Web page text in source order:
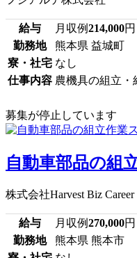
給与 月収例214,000円
勤務地
熊本県 益城町
寮・社宅 なし
仕事内容 農機具の組立・
募集が停止しています
自動車部品の組
株式会社Harvest Biz Career
給与 月収例270,000円
勤務地
熊本県 熊本市